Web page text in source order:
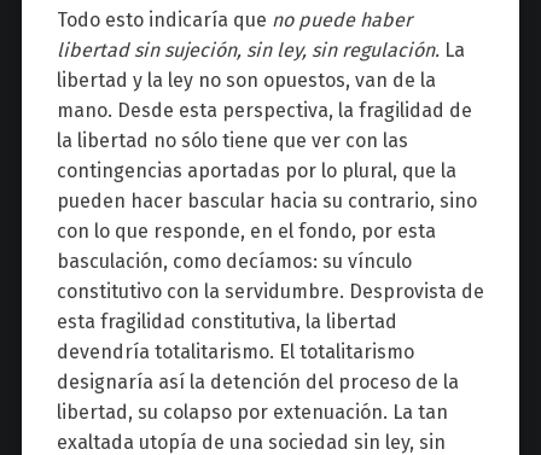
Todo esto indicaría que no puede haber
libertad sin sujeción, sin ley, sin regulación. La
libertad y la ley no son opuestos, van de la
mano. Desde esta perspectiva, la fragilidad de
la libertad no sólo tiene que ver con las
contingencias aportadas por lo plural, que la
pueden hacer bascular hacia su contrario, sino
con lo que responde, en el fondo, por esta
basculación, como decíamos: su vínculo
constitutivo con la servidumbre. Desprovista de
esta fragilidad constitutiva, la libertad
devendría totalitarismo. El totalitarismo
designaría así la detención del proceso de la
libertad, su colapso por extenuación. La tan
exaltada utopía de una sociedad sin ley, sin